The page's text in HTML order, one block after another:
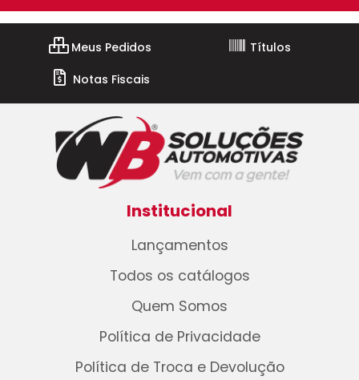
Meus Pedidos
Títulos
Notas Fiscais
Institucional
Lançamentos
Todos os catálogos
Quem Somos
Política de Privacidade
Política de Troca e Devolução